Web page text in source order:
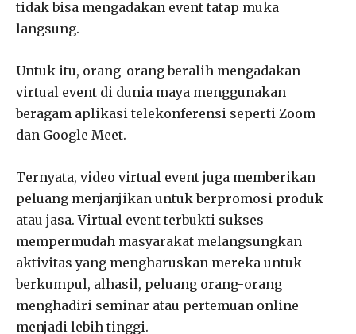
tidak bisa mengadakan event tatap muka
langsung.
Untuk itu, orang-orang beralih mengadakan
virtual event di dunia maya menggunakan
beragam aplikasi telekonferensi seperti Zoom
dan Google Meet.
Ternyata, video virtual event juga memberikan
peluang menjanjikan untuk berpromosi produk
atau jasa. Virtual event terbukti sukses
mempermudah masyarakat melangsungkan
aktivitas yang mengharuskan mereka untuk
berkumpul, alhasil, peluang orang-orang
menghadiri seminar atau pertemuan online
menjadi lebih tinggi.